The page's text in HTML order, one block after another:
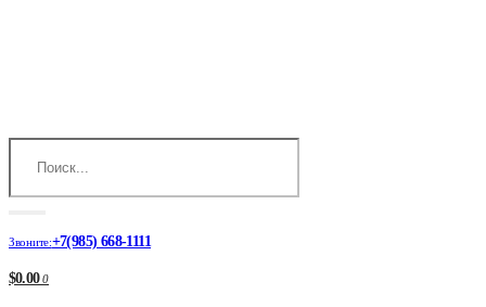
Звоните:+7(985) 668-1111
$0.00 0